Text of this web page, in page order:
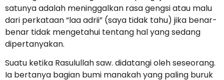
satunya adalah meninggalkan rasa gengsi atau malu
dari perkataan “laa adrii” (saya tidak tahu) jika benar-
benar tidak mengetahui tentang hal yang sedang
dipertanyakan.
Suatu ketika Rasulullah saw. didatangi oleh seseorang.
Ia bertanya bagian bumi manakah yang paling buruk